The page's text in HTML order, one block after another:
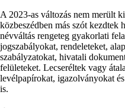
A 2023-as változás nem merült
közbeszédben más szót kezdtek
névváltás rengeteg gyakorlati
jogszabályokat, rendeleteket,
szabályzatokat, hivatali
felületeket. Lecseréltek vagy
levélpapírokat, igazolványokat
is.